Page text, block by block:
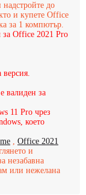
до
и купете Office
за 1 компютър.
Office 2021 Pro
версия.
валиден за
11 Pro чрез
което
, Office 2021
и
незабавна
или нежелана